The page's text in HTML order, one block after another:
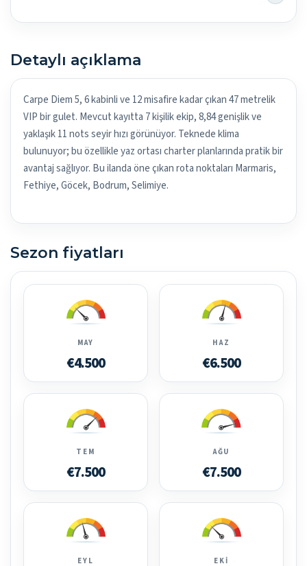
Detaylı açıklama
Carpe Diem 5, 6 kabinli ve 12 misafire kadar çıkan 47 metrelik
VIP bir gulet. Mevcut kayıtta 7 kişilik ekip, 8,84 genişlik ve
yaklaşık 11 nots seyir hızı görünüyor. Teknede klima
bulunuyor; bu özellikle yaz ortası charter planlarında pratik bir
avantaj sağlıyor. Bu ilanda öne çıkan rota noktaları Marmaris,
Fethiye, Göcek, Bodrum, Selimiye.
Sezon fiyatları
MAY
€4.500
HAZ
€6.500
TEM
€7.500
AĞU
€7.500
EYL EKI